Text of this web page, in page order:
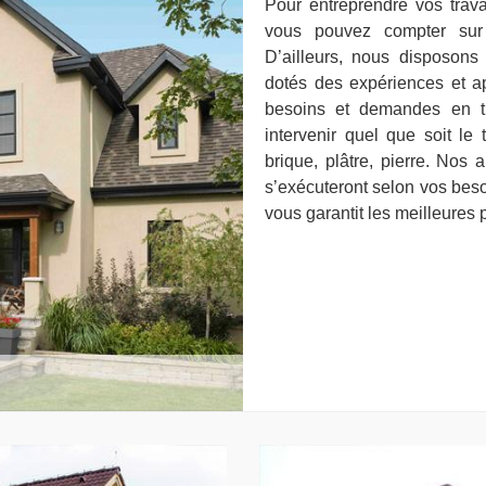
Pour entreprendre vos
vous pouvez compter
D’ailleurs, nous
dotés des expériences et
besoins et demandes en
intervenir quel que soit le
brique, plâtre, pierre. Nos
s’exécuteront selon vos
vous garantit les meilleures